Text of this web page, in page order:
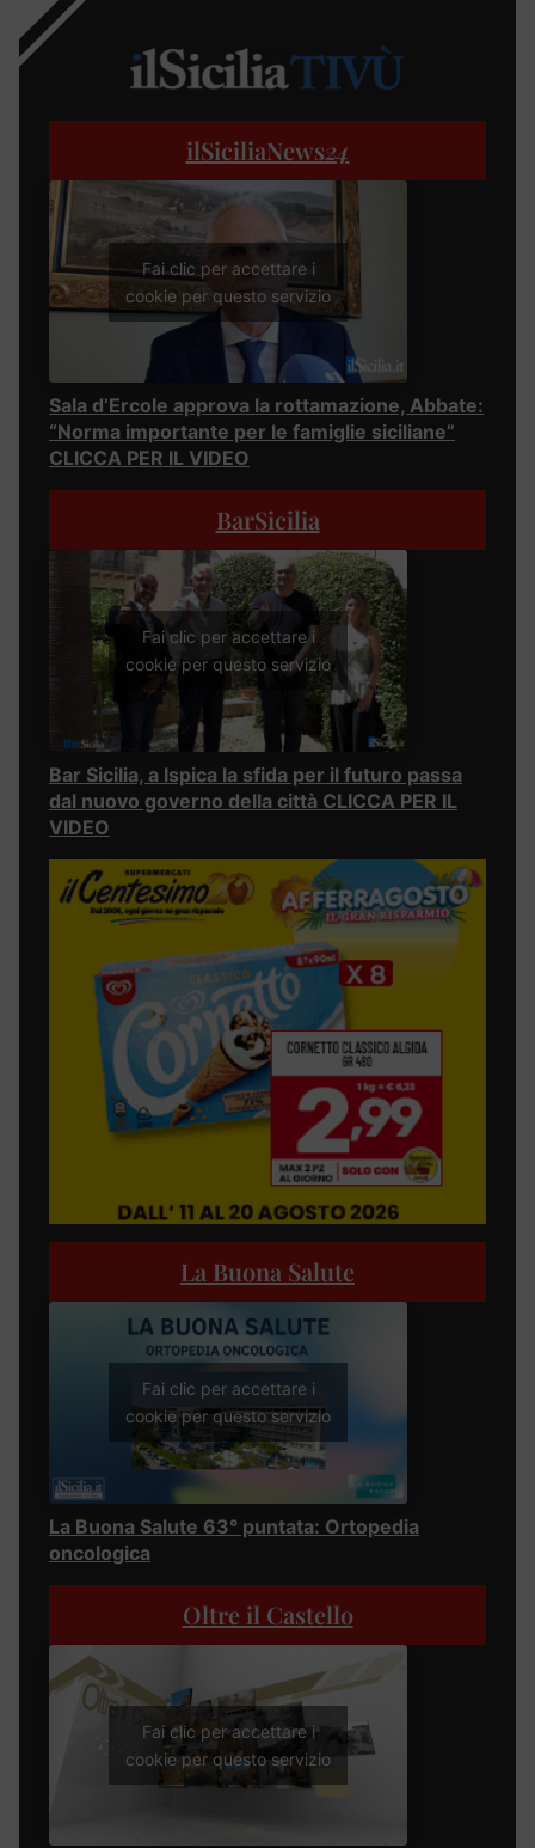
ilSiciliaNews24
Fai clic per accettare i
cookie per questo servizio
Sala d’Ercole approva la rottamazione, Abbate:
“Norma importante per le famiglie siciliane”
CLICCA PER IL VIDEO
BarSicilia
Fai clic per accettare i
cookie per questo servizio
Bar Sicilia, a Ispica la sfida per il futuro passa
dal nuovo governo della città CLICCA PER IL
VIDEO
La Buona Salute
Fai clic per accettare i
cookie per questo servizio
La Buona Salute 63° puntata: Ortopedia
oncologica
Oltre il Castello
Fai clic per accettare i
cookie per questo servizio